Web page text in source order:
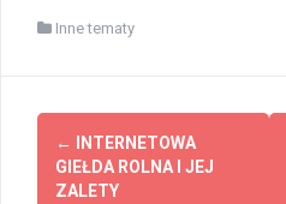
Inne tematy
Post
navigation
←
INTERNETOWA
GIEŁDA ROLNA I JEJ
ZALETY